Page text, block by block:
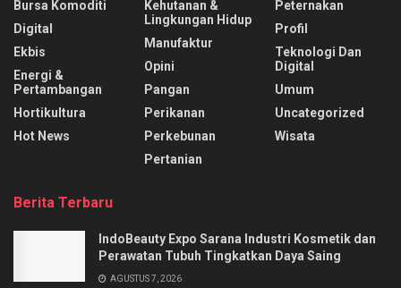
Bursa Komoditi
Digital
Ekbis
Energi &
Pertambangan
Hortikultura
Hot News
Kehutanan &
Lingkungan Hidup
Manufaktur
Opini
Pangan
Perikanan
Perkebunan
Pertanian
Peternakan
Profil
Teknologi Dan
Digital
Umum
Uncategorized
Wisata
Berita Terbaru
IndoBeauty Expo Sarana Industri Kosmetik dan
Perawatan Tubuh Tingkatkan Daya Saing
AGUSTUS 7, 2026